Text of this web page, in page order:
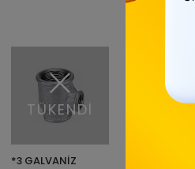
TÜKENDİ
*3 GALVANİZ